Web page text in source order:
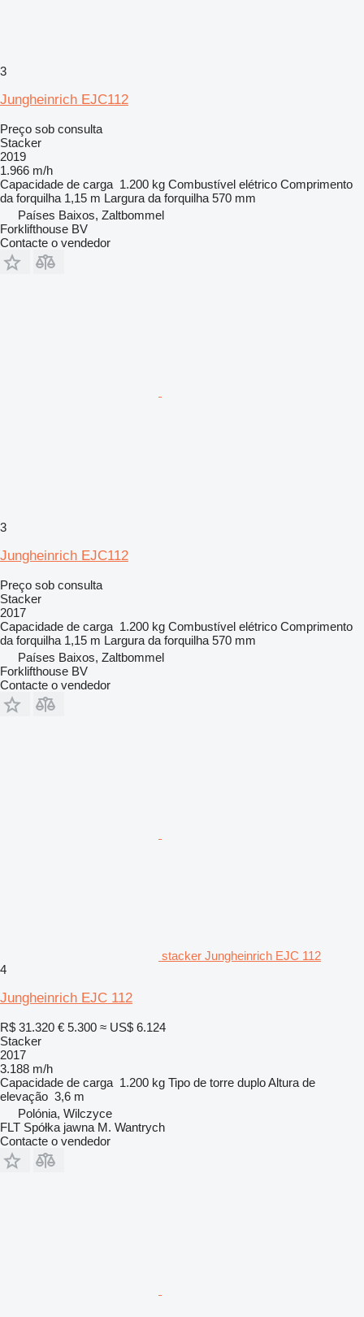
3
Jungheinrich EJC112
Preço sob consulta
Stacker
2019
1.966 m/h
Capacidade de carga 1.200 kg Combustível elétrico Comprimento
da forquilha 1,15 m Largura da forquilha 570 mm
Países Baixos, Zaltbommel
Forklifthouse BV
Contacte o vendedor
3
Jungheinrich EJC112
Preço sob consulta
Stacker
2017
Capacidade de carga 1.200 kg Combustível elétrico Comprimento
da forquilha 1,15 m Largura da forquilha 570 mm
Países Baixos, Zaltbommel
Forklifthouse BV
Contacte o vendedor
stacker Jungheinrich EJC 112
4
Jungheinrich EJC 112
R$ 31.320 € 5.300 ≈ US$ 6.124
Stacker
2017
3.188 m/h
Capacidade de carga 1.200 kg Tipo de torre duploAltura de
elevação 3,6 m
Polónia, Wilczyce
FLT Spółka jawna M. Wantrych
Contacte o vendedor